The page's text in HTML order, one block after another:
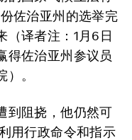
佐治亚州的选举完
（译者注：1月6日
得佐治亚州参议员
。
到阻挠，他仍然可
用行政命令和指示